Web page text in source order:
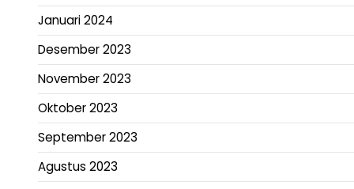
Januari 2024
Desember 2023
November 2023
Oktober 2023
September 2023
Agustus 2023